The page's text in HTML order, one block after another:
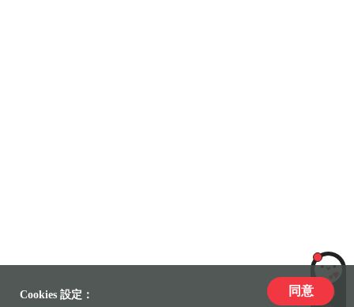
LiLi
Cookies 設定： 同意